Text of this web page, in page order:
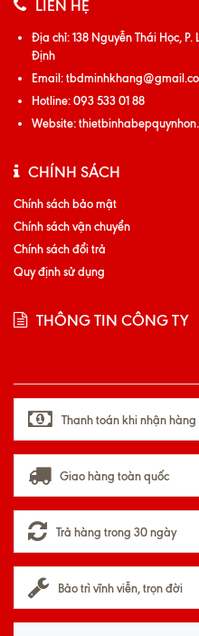
LIÊN HỆ
Địa chỉ:138 Nguyễn Thái Học, P.
Định
Email:
Hotline:093 533 01 88
Website:
CHÍNH SÁCH
Chính sách bảo mật
Chính sách vận chuyển
Chính sách đổi trả
Quy định sử dụng
THÔNG TIN CÔNG TY
Thanh toán khi nhận hàng
Giao hàng toàn quốc
Trả hàng trong 30 ngày
Bảo trì vĩnh viễn, trọn đời